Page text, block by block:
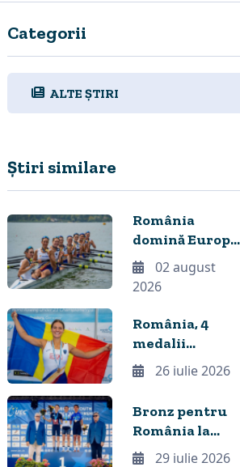
Categorii
ALTE ȘTIRI
Știri similare
România
domină Europa
la canotaj, cu 8
medalii, dintre
două noi
recorduri
02 august
2026
România, 4
medalii
mondiale la CM
de canotaj U23
istorică
26 iulie 2026
Bronz pentru
România la
Campionatul
29 iulie 2026